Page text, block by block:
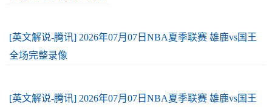
[英文解说-腾讯] 2026年07月07日NBA夏季联赛 雄鹿vs国王
全场完整录像
[英文解说-腾讯] 2026年07月07日NBA夏季联赛 雄鹿vs国王